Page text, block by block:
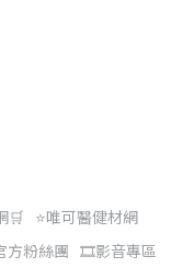
🛒 ⭐唯可醫健材網
方粉絲團 🎞️影音專區